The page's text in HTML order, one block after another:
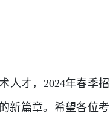
人才，2024年春季招
新篇章。希望各位考